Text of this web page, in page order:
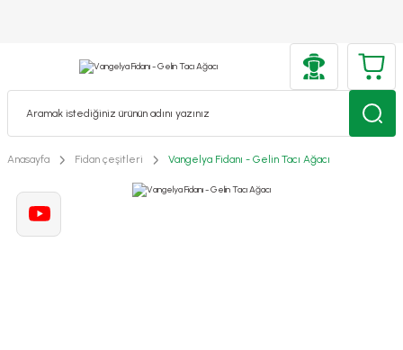
Anasayfa Fidan çeşitleri Vangelya Fidanı - Gelin Tacı Ağacı